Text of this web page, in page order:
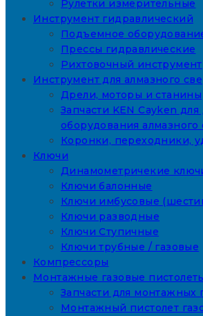
Рулетки измерительные
Инструмент гидравлический
Подъемное
Прессы гидравлические
Рихтовочный инструмент
Инструмент для алмазного
Дрели, моторы и станины
Запчасти KEN Cayken
оборудования алмазного
Коронки, переходники,
Ключи
Динамометричекие
Ключи балонные
Ключи имбусовые
Ключи разводные
Ключи Ступичные
Ключи трубные / газовые
Компрессоры
Монтажные газовые
Запчасти для монтажных
Монтажный пистолет